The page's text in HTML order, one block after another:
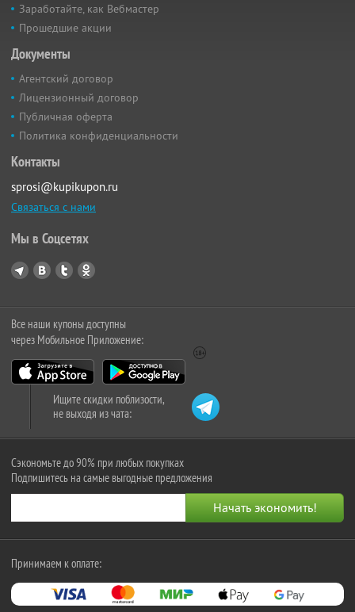
Заработайте, как Вебмастер
Прошедшие акции
Документы
Агентский договор
Лицензионный договор
Публичная оферта
Политика конфиденциальности
Контакты
sprosi@kupikupon.ru
Связаться с нами
Мы в Соцсетях
Все наши купоны доступны
через Мобильное Приложение:
Ищите скидки поблизости,
не выходя из чата:
Сэкономьте до 90% при любых покупках
Подпишитесь на самые выгодные предложения
Принимаем к оплате: